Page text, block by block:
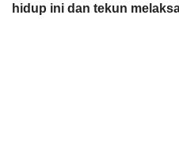
hidup ini dan tekun